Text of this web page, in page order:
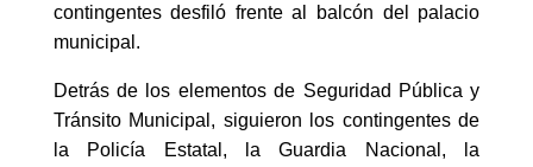
contingentes desfiló frente al balcón del palacio
municipal.
Detrás de los elementos de Seguridad Pública y
Tránsito Municipal, siguieron los contingentes de
la Policía Estatal, la Guardia Nacional, la